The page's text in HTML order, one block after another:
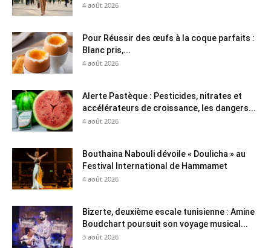
4 août 2026
Pour Réussir des œufs à la coque parfaits :
Blanc pris,...
4 août 2026
Alerte Pastèque : Pesticides, nitrates et
accélérateurs de croissance, les dangers...
4 août 2026
Bouthaina Nabouli dévoile « Doulicha » au
Festival International de Hammamet
4 août 2026
Bizerte, deuxième escale tunisienne : Amine
Boudchart poursuit son voyage musical...
3 août 2026